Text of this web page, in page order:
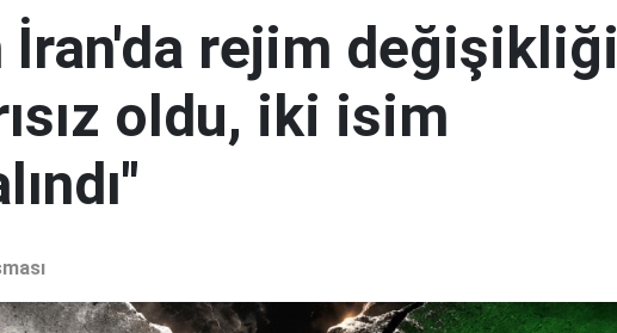
İran'da rejim değişikliği
oldu, iki isim